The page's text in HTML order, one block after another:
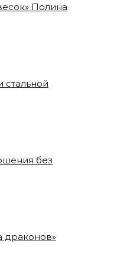
Полина
стальной
без
драконов»